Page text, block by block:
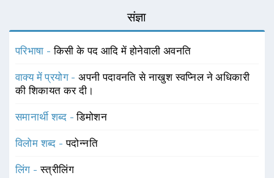
संज्ञा
परिभाषा -किसी के पद आदि में होनेवाली अवनति
वाक्य में प्रयोग -अपनी पदावनति से नाखुश स्वप्निल ने अधिकारी
की शिकायत कर दी।
समानार्थी शब्द -डिमोशन
विलोम शब्द -पदोन्नति
लिंग -स्त्रीलिंग